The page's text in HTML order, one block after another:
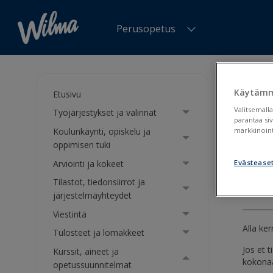
Perusopetus
Etusivu
Työjärjestykset ja valinnat
Koulunkäynti, opiskelu ja
oppimisen tuki
Arviointi ja kokeet
Tilastot, tiedonsiirrot ja
järjestelmäyhteydet
Viestintä
Tulosteet ja lomakkeet
Kurssit, aineet ja
opetussuunnitelmat
Alla
Jos et
parantaa